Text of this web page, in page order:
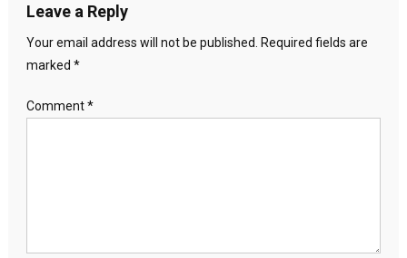
Leave a Reply
Your email address will not be published.
Required fields are
marked *
Comment*